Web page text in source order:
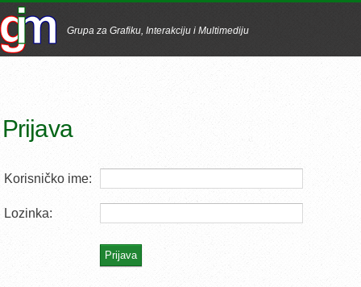
Grupa za Grafiku, Interakciju i Multimediju
Prijava
Korisničko ime:
Lozinka: